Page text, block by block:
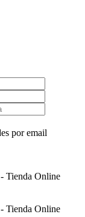
por email